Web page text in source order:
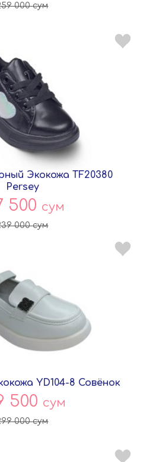
000сум
Экокожа TF20380
Persey
500 сум
000сум
YD104-8 Совёнок
500 сум
000сум